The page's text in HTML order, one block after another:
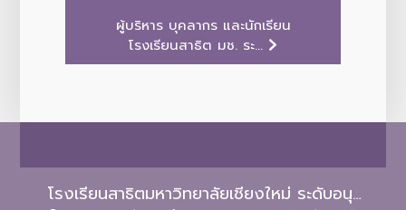
ผู้บริหาร บุคลากร และนักเรียน
โรงเรียนสาธิต มช. ระ...
โรงเรียนสาธิตมหาวิทยาลัยเชียงใหม่ ระดับอนุบาลและประถมศึกษา